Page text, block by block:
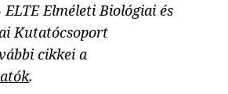
Elméleti Biológiai és
Kutatócsoport
cikkei a
.